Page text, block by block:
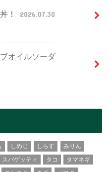
！ 2026.07.30
オイルソーダ
しめじ しらす
みりん
スパゲッティ タコ
タマネギ